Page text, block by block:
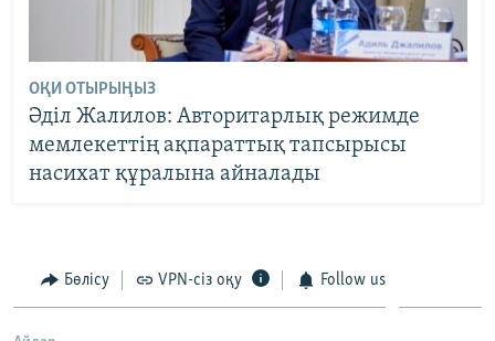
ОҚИ ОТЫРЫҢЫЗ
Әділ Жалилов: Авторитарлық режимде
мемлекеттің ақпараттық тапсырысы
насихат құралына айналады
Бөлісу VPN-сіз оқу Follow us